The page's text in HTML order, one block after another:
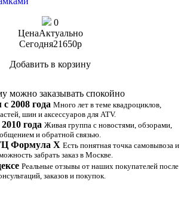
0
ЦенаАктуально
Сегодня21650p
Добавить в корзину
можно заказывать спокойно
2008 года Много лет в теме квадроциклов,
шин и аксессуаров для ATV.
года Живая группа с новостями, обзорами,
общением и обратной связью.
Формула Х Есть понятная точка самовывоза и
забрать заказ в Москве.
Реальные отзывы от наших покупателей после
заказов и покупок.